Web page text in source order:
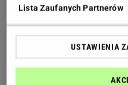
tworzą wyjątkową
by z kilku produktów
wyjątkowego.
Składniki:
Lista Zaufanych Partnerów
USTAWIENIA